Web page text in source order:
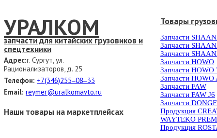
УРАЛКОМ
запчасти для китайских грузовиков и
спецтехники
Адрес:г. Сургут, ул.
Рационализаторов, д. 25
Телефон: +7(346)255‒08‒33
Email: reymer@uralkomavto.ru
Наши товары на маркетплейсах
Товары
Запчасти
Запчасти
Запчасти
Запчасти HOWO
Запчасти HOWO
Запчасти HOWO
Запчасти FAW
Запчасти FAW J6
Запчасти
Продукция
WAYTEKO
Продукция